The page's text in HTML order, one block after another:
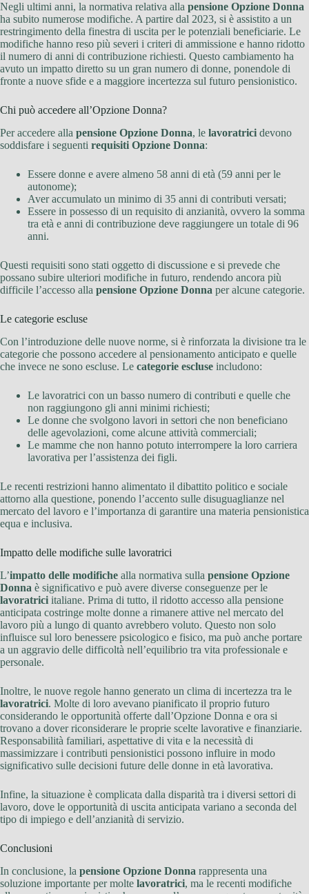
Negli ultimi anni, la normativa relativa alla pensione Opzione Donna
ha subito numerose modifiche. A partire dal 2023, si è assistito a un
restringimento della finestra di uscita per le potenziali beneficiarie. Le
modifiche hanno reso più severi i criteri di ammissione e hanno ridotto
il numero di anni di contribuzione richiesti. Questo cambiamento ha
avuto un impatto diretto su un gran numero di donne, ponendole di
fronte a nuove sfide e a maggiore incertezza sul futuro pensionistico.
Chi può accedere all’Opzione Donna?
Per accedere alla pensione Opzione Donna, le lavoratrici devono
soddisfare i seguenti requisiti Opzione Donna:
Essere donne e avere almeno 58 anni di età (59 anni per le
autonome);
Aver accumulato un minimo di 35 anni di contributi versati;
Essere in possesso di un requisito di anzianità, ovvero la somma
tra età e anni di contribuzione deve raggiungere un totale di 96
anni.
Questi requisiti sono stati oggetto di discussione e si prevede che
possano subire ulteriori modifiche in futuro, rendendo ancora più
difficile l’accesso alla pensione Opzione Donna per alcune categorie.
Le categorie escluse
Con l’introduzione delle nuove norme, si è rinforzata la divisione tra le
categorie che possono accedere al pensionamento anticipato e quelle
che invece ne sono escluse. Le categorie escluse includono:
Le lavoratrici con un basso numero di contributi e quelle che
non raggiungono gli anni minimi richiesti;
Le donne che svolgono lavori in settori che non beneficiano
delle agevolazioni, come alcune attività commerciali;
Le mamme che non hanno potuto interrompere la loro carriera
lavorativa per l’assistenza dei figli.
Le recenti restrizioni hanno alimentato il dibattito politico e sociale
attorno alla questione, ponendo l’accento sulle disuguaglianze nel
mercato del lavoro e l’importanza di garantire una materia pensionistica
equa e inclusiva.
Impatto delle modifiche sulle lavoratrici
L’impatto delle modifiche alla normativa sulla pensione Opzione
Donna è significativo e può avere diverse conseguenze per le
lavoratrici italiane. Prima di tutto, il ridotto accesso alla pensione
anticipata costringe molte donne a rimanere attive nel mercato del
lavoro più a lungo di quanto avrebbero voluto. Questo non solo
influisce sul loro benessere psicologico e fisico, ma può anche portare
a un aggravio delle difficoltà nell’equilibrio tra vita professionale e
personale.
Inoltre, le nuove regole hanno generato un clima di incertezza tra le
lavoratrici. Molte di loro avevano pianificato il proprio futuro
considerando le opportunità offerte dall’Opzione Donna e ora si
trovano a dover riconsiderare le proprie scelte lavorative e finanziarie.
Responsabilità familiari, aspettative di vita e la necessità di
massimizzare i contributi pensionistici possono influire in modo
significativo sulle decisioni future delle donne in età lavorativa.
Infine, la situazione è complicata dalla disparità tra i diversi settori di
lavoro, dove le opportunità di uscita anticipata variano a seconda del
tipo di impiego e dell’anzianità di servizio.
Conclusioni
In conclusione, la pensione Opzione Donna rappresenta una
soluzione importante per molte lavoratrici, ma le recenti modifiche